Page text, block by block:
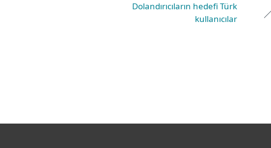
Dolandırıcıların hedefi Türk
kullanıcılar